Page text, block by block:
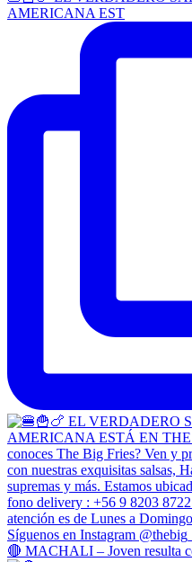
AMERICANA EST
🔴 MACHALI – Joven resulta